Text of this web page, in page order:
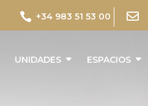
 +34 983 51 53 00 
UNIDADES ESPACIOS